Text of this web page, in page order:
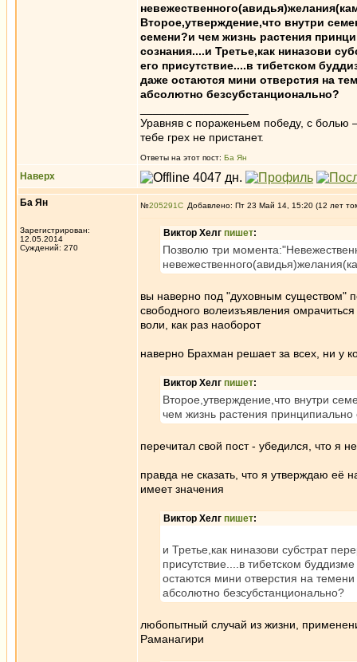
Второе,утверждение,что внутри
семени?и чем жизнь растения
сознания....и Третье,как ниназови
его присутствие....в тибетском
даже остаются мини отверстия на
абсолютно безсубстанционально?
Уравняв с пораженьем победу, с болью
тебе грех не пристанет.
Ответы на этот пост: Ба Ян
Наверх
Ба Ян
Зарегистрирован:
12.05.2014
Суждений: 270
№205291 Добавлено: Пт 23 Май 14, 15:20 (12 лет
Виктор Хелг пишет:
Позволю три
вы наверно под "духовным существом"
свободного волеизъявления
воли, как раз наоборот
наверно Брахман решает за всех, ни у
Виктор Хелг пишет:
Второе,утверждение,что внутри
чем жизнь растения принципиально
перечитал свой пост - убедился, что я
правда не сказать, что я утверждаю её
имеет значения
Виктор Хелг пишет:
и Третье,как ниназови субстрат
присутствие....в тибетском
остаются мини отверстия на
абсолютно безсубстанционально?
любопытный случай из жизни,
Раманагири